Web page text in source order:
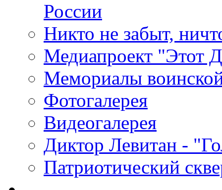
России
Никто не забыт,
Медиапроект "Этот
Мемориалы
Фотогалерея
Видеогалерея
Диктор Левитан -
Патриотический